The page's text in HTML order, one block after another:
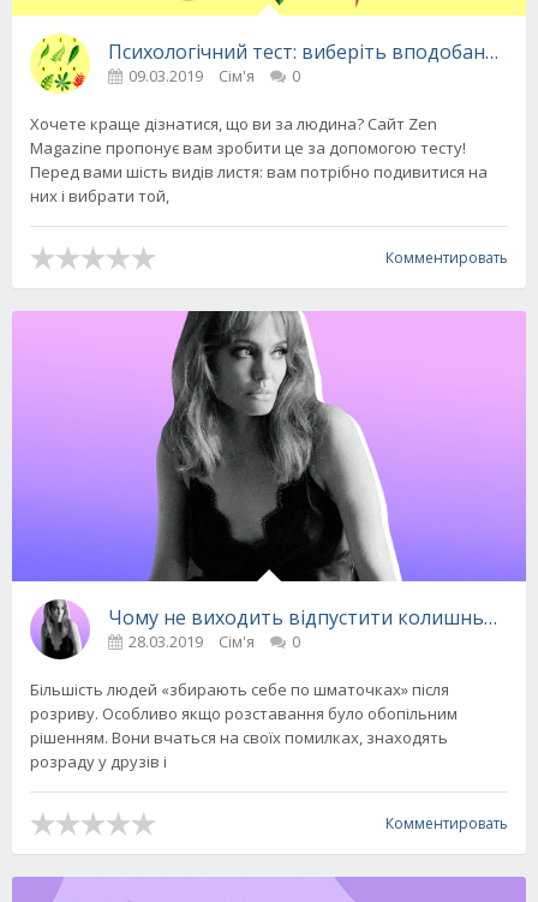
Психологічний тест: виберіть вподобаний
09.03.2019 Сім'я 0
Хочете краще дізнатися, що ви за людина? Сайт Zen
Magazine пропонує вам зробити це за допомогою тесту!
Перед вами шість видів листя: вам потрібно подивитися на
них і вибрати той,
Комментировать
Чому не виходить відпустити колишнього і
28.03.2019 Сім'я 0
Більшість людей «збирають себе по шматочках» після
розриву. Особливо якщо розставання було обопільним
рішенням. Вони вчаться на своїх помилках, знаходять
розраду у друзів і
Комментировать